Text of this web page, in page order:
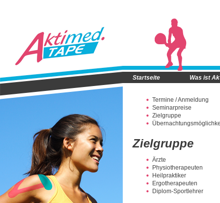
Startseite Was ist
Termine / Anmeldung
Seminarpreise
Zielgruppe
Zielgruppe
Ärzte
Physiotherapeuten
Heilpraktiker
Ergotherapeuten
Diplom-Sportlehrer